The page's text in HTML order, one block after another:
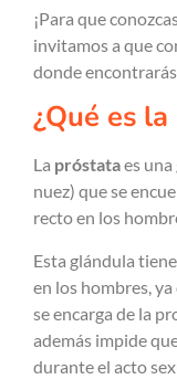
¡Para que
invitamos a que
donde
¿Qué es
La próstataes
nuez) que se
recto en los
Esta glándula
en los hombres,
se encarga de la
además impide
durante el acto